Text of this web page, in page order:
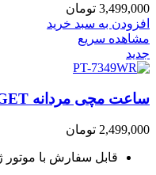
3,499,000 تومان
افزودن به سبد خرید
مشاهده سریع
جدید
ساعت مچی مردانه SEGET مدل PT-7349WR
2,499,000 تومان
قابل سفارش با موتور